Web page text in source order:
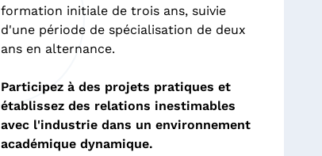
formation initiale de trois ans, suivie
d'une période de spécialisation de deux
ans en alternance.
Participez à des projets pratiques et
établissez des relations inestimables
avec l'industrie dans un environnement
académique dynamique.